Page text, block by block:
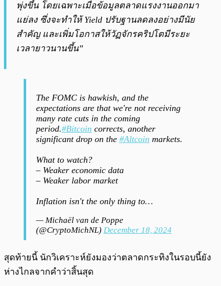
พุ่งขึ้น โดยเฉพาะเมื่อข้อมูลตลาดแรงงานออกมา
แย่ลง ซึ่งจะทำให้ Yield ปรับฐานลดลงอย่างมีนัย
สำคัญ และเพิ่มโอกาสให้วัฏจักรคริปโตมีระยะ
เวลายาวนานขึ้น”
The FOMC is hawkish, and the
expectations are that we're not receiving
many rate cuts in the coming
period.#Bitcoin corrects, another
significant drop on the #Altcoin markets.
What to watch?
– Weaker economic data
– Weaker labor market
Inflation isn't the only thing to…
— Michaël van de Poppe
(@CryptoMichNL) December 18, 2024
สุดท้ายนี้ นักวิเคราะห์ยังมองว่าตลาดกระทิงในรอบนี้ยัง
ห่างไกลจากคำว่าสิ้นสุด